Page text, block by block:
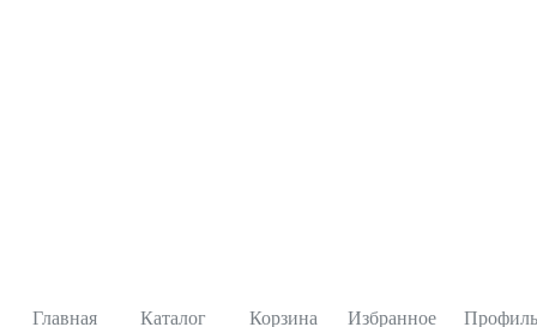
Главная Каталог Корзина Избранное